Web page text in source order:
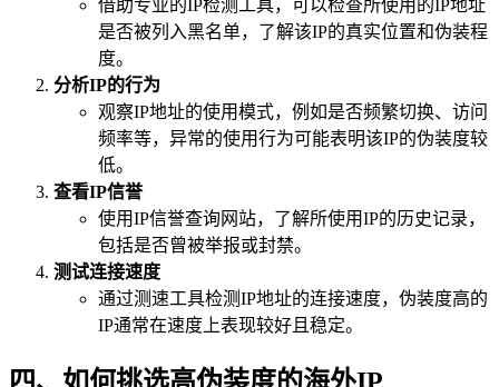
借助专业的IP检测工具，可以检查所使用的IP地址
是否被列入黑名单，了解该IP的真实位置和伪装程
度。
分析IP的行为
观察IP地址的使用模式，例如是否频繁切换、访问
频率等，异常的使用行为可能表明该IP的伪装度较
低。
查看IP信誉
使用IP信誉查询网站，了解所使用IP的历史记录，
包括是否曾被举报或封禁。
测试连接速度
通过测速工具检测IP地址的连接速度，伪装度高的
IP通常在速度上表现较好且稳定。
四、如何挑选高伪装度的海外IP